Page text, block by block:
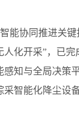
能协同推进关
人化开采”，已完
知与全局决策
智能化降尘设